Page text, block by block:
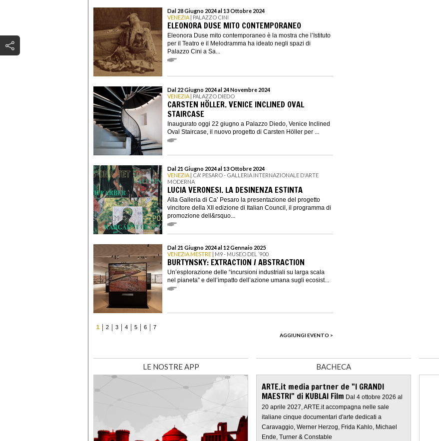
Dal 28 Giugno 2024 al 13 Ottobre 2024
VENEZIA | PALAZZO CINI
ELEONORA DUSE MITO CONTEMPORANEO
Eleonora Duse mito contemporaneo è la mostra che l’Istituto
per il Teatro e il Melodramma ha ideato negli spazi di
Palazzo Cini a Sa...
Dal 22 Giugno 2024 al 24 Novembre 2024
VENEZIA | PALAZZO DIEDO
CARSTEN HÖLLER. VENICE INCLINED OVAL
STAIRCASE
Inaugurato oggi 22 giugno a Palazzo Diedo, Venice Inclined
Oval Staircase, il nuovo progetto di Carsten Höller per ...
Dal 21 Giugno 2024 al 13 Ottobre 2024
VENEZIA | CA' PESARO - GALLERIA INTERNAZIONALE D'ARTE
MODERNA
LUCIA VERONESI. LA DESINENZA ESTINTA
Alla Galleria di Ca’ Pesaro la presentazione del progetto
vincitore della XII edizione di Italian Council, il programma di
promozione dell&rsquo...
Dal 21 Giugno 2024 al 12 Gennaio 2025
VENEZIA MESTRE | M9 - MUSEO DEL ’900
BURTYNSKY: EXTRACTION / ABSTRACTION
Un’esplorazione delle “incursioni industriali su larga scala
nel pianeta” e dell’impatto dell’azione umana sugli ecosist...
1 2 3 4 5 6
7
AGGIUNGI EVENTO >
LE NOSTRE APP BACHECA
ARTE.it media partner de "I GRANDI
MAESTRI" di KUBLAI Film Dal 4 ottobre 2026 al
20 aprile 2027, ARTE.it accompagna nelle sale
italiane cinque documentari d'arte dedicati a
Caravaggio, Werner Herzog, Frida Kahlo, Michael
Ende, Turner & Constable